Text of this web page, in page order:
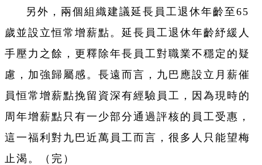
另外，兩個組織建議延長員工退休年齡至65
歲並設立恒常增薪點。延長員工退休年齡紓緩人
手壓力之餘，更釋除年長員工對職業不穩定的疑
慮，加強歸屬感。長遠而言，九巴應設立月薪催
員恒常增薪點挽留資深有經驗員工，因為現時的
周年增薪點只有一少部分通過評核的員工受惠，
這一福利對九巴近萬員工而言，很多人只能望梅
止渴。（完）